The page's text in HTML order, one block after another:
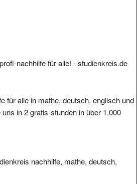
nachhilfe für alle! - studienkreis.de
für alle in mathe, deutsch, englisch und
in 2 gratis-stunden in über 1.000
nachhilfe, mathe, deutsch,